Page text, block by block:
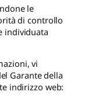
le
di controllo
individuata
vi
Garante della
indirizzo web: